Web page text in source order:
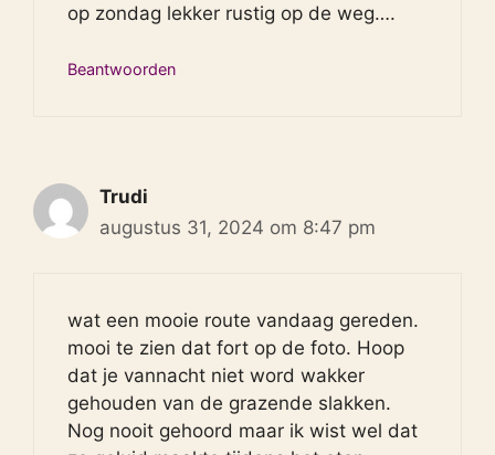
op zondag lekker rustig op de weg….
Beantwoorden
Trudi
augustus 31, 2024 om 8:47 pm
wat een mooie route vandaag gereden.
mooi te zien dat fort op de foto. Hoop
dat je vannacht niet word wakker
gehouden van de grazende slakken.
Nog nooit gehoord maar ik wist wel dat